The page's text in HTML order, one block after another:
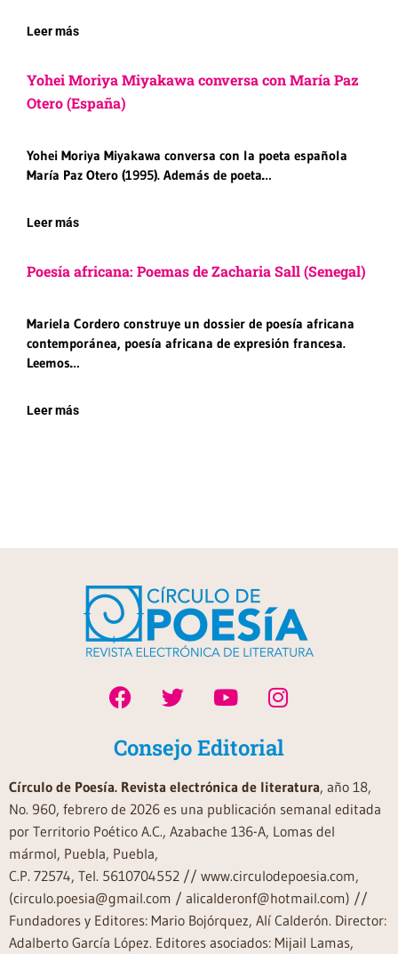
Leer más
Yohei Moriya Miyakawa conversa con María Paz
Otero (España)
Yohei Moriya Miyakawa conversa con la poeta española
María Paz Otero (1995). Además de poeta…
Leer más
Poesía africana: Poemas de Zacharia Sall (Senegal)
Mariela Cordero construye un dossier de poesía africana
contemporánea, poesía africana de expresión francesa.
Leemos…
Leer más
Consejo Editorial
Círculo de Poesía. Revista electrónica de literatura, año 18,
No. 960, febrero de 2026 es una publicación semanal editada
por Territorio Poético A.C., Azabache 136-A, Lomas del
mármol, Puebla, Puebla,
C.P. 72574, Tel. 5610704552 // www.circulodepoesia.com,
(circulo.poesia@gmail.com / alicalderonf@hotmail.com) //
Fundadores y Editores: Mario Bojórquez, Alí Calderón. Director:
Adalberto García López. Editores asociados: Mijail Lamas,